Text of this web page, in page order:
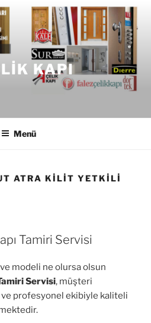
KAPI
Menü
ATRA KILIT YETKILI
Tamiri Servisi
ve modeli ne olursa olsun
Servisi, müşteri
profesyonel ekibiyle kaliteli